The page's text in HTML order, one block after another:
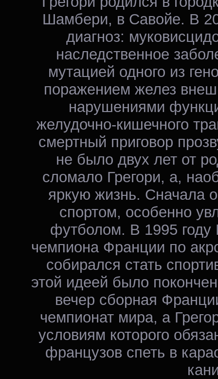
Шамбери, в Савойе. В
диагноз:
наследственное
мутацией одного из
поражением желез
нарушениями
желудочно-кишечного
смертный приговор
не было двух лет от
сломало Грегори, а,
яркую жизнь. Сначала
спортом, особенно
футболом. В 1995 году
чемпиона Франции по
собирался стать
этой идеей было
вечер сборная
чемпионат мира, а
условиям которого
французов спеть в